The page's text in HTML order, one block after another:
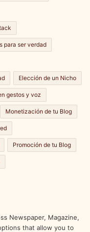
para ser verdad
Elección de un Nicho
gestos y voz
Monetización de tu Blog
Promoción de tu Blog
Newspaper, Magazine,
that allow you to